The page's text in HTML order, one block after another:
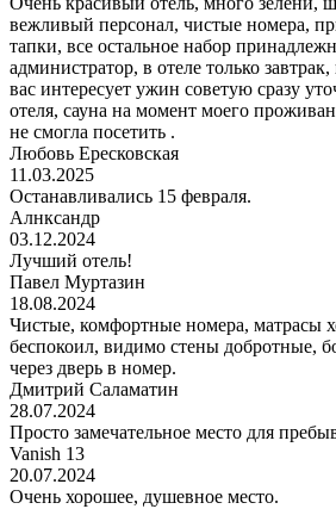
вежливый персонал, чистые номера,
тапки, все остальное набор
администратор, в отеле только
вас интересует ужин советую сразу
отеля, сауна на момент моего
не смогла посетить .
Любовь Ересковская
11.03.2025
Останавливались 15 февраля.
Алнксандр
03.12.2024
Лучший отель!
Павел Муртазин
18.08.2024
Чистые, комфортные номера, матрасы
беспокоил, видимо стены добротные,
через дверь в номер.
Дмитрий Саламатин
28.07.2024
Просто замечательное место для
Vanish 13
20.07.2024
Очень хорошее, душевное место.